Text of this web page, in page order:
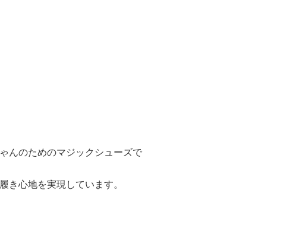
んのためのマジックシューズで
心地を実現しています。